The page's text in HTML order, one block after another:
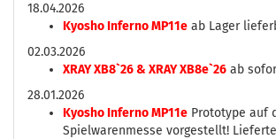
18.04.2026
Kyosho Inferno MP11e ab Lager
02.03.2026
XRAY XB8`26 & XRAY XB8e`26 ab
28.01.2026
Kyosho Inferno MP11e Prototype auf
Spielwarenmesse vorgestellt!